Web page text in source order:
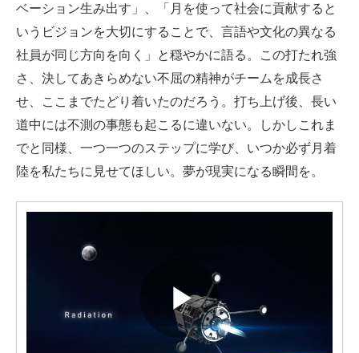
ベーション生み出す」、「月を使って社会に貢献すると
いうビジョンを大切にすることで、言語や文化の異なる
社員が同じ方向を向く」と穏やかに語る。この打たれ強
さ、決してあきらめない不屈の精神がチームを成長さ
せ、ここまでたどり着いたのだろう。打ち上げ後、長い
道中には不測の事態も起こるに違いない。しかしこれま
でと同様、一つ一つのステップに学び、いつか必ず月着
陸を私たちに見せてほしい。夢が現実になる瞬間を。